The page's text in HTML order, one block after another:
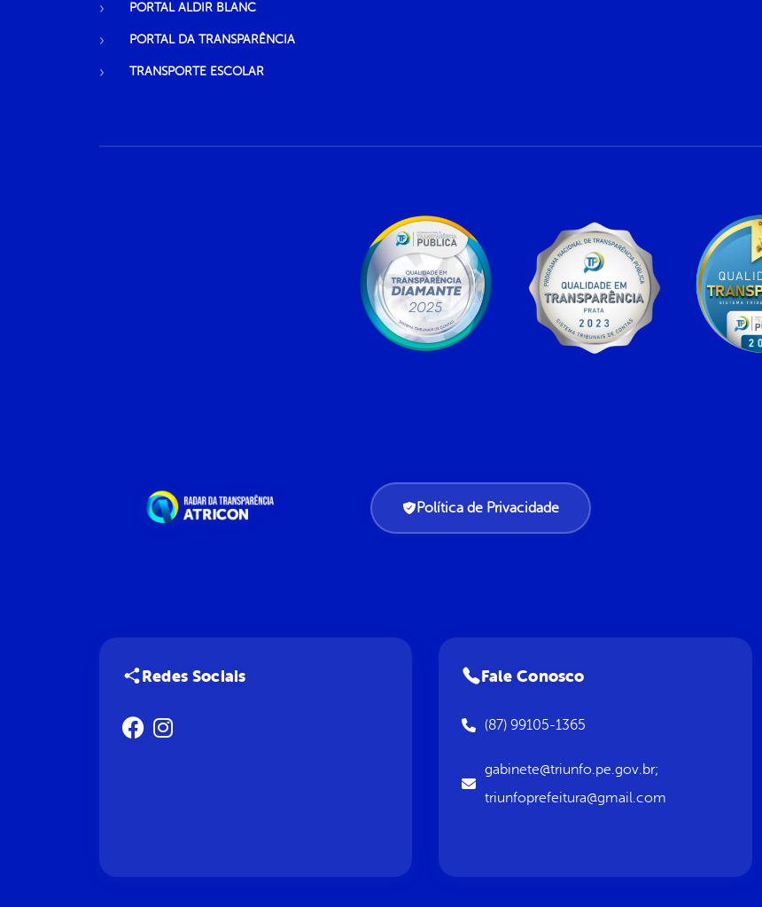
PORTAL ALDIR BLANC
PORTAL DA TRANSPARÊNCIA
TRANSPORTE ESCOLAR
Política de Privacidade
Redes Sociais Fale Conosco
(87) 99105-1365
gabinete@triunfo.pe.gov.br;
triunfoprefeitura@gmail.com